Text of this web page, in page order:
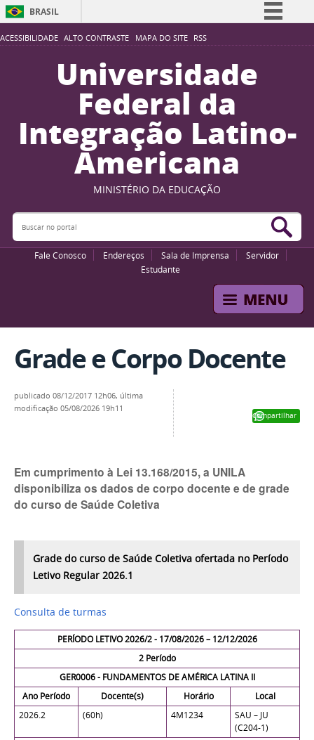
ACESSIBILIDADE ALTO CONTRASTE MAPA DO SITE RSS
BRASIL
Simplifique!
Participe
Acesso à informação
Legislação
Canais
Universidade
Federal da
Integração Latino-
Americana
MINISTÉRIO DA EDUCAÇÃO
Buscar no portal
Fale Conosco Endereços Sala de Imprensa
Servidor
Estudante
Grade e Corpo Docente
Compartilhar
publicado 08/12/2017 12h06, última
modificação 05/08/2026 19h11
Em cumprimento à Lei 13.168/2015, a UNILA
disponibiliza os dados de corpo docente e de grade
do curso de Saúde Coletiva
Grade do curso de Saúde Coletiva ofertada no Período
Letivo Regular 2026.1
Consulta de turmas
PERÍODO LETIVO 2026/2 - 17/08/2026 – 12/12/2026
2 Período
GER0006 - FUNDAMENTOS DE AMÉRICA LATINA II
Ano Período
Docente(s) Horário
Local
2026.2
(60h) 4M1234
SAU – JU
(C204-1)